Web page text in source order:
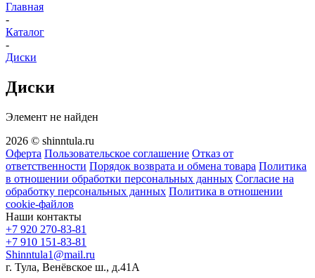
Главная
-
Каталог
-
Диски
Диски
Элемент не найден
2026 © shinntula.ru
Оферта Пользовательское соглашение Отказ от
ответственности Порядок возврата и обмена товара Политика
в отношении обработки персональных данных Согласие на
обработку персональных данных Политика в отношении
cookie-файлов
Наши контакты
+7 920 270-83-81
+7 910 151-83-81
Shinntula1@mail.ru
г. Тула, Венёвское ш., д.41А